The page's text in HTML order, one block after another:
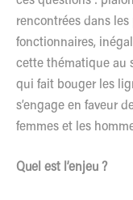
rencontrées dans
fonctionnaires,
cette thématique au
qui fait bouger les
s’engage en faveur
femmes et les
Quel est l’enjeu ?